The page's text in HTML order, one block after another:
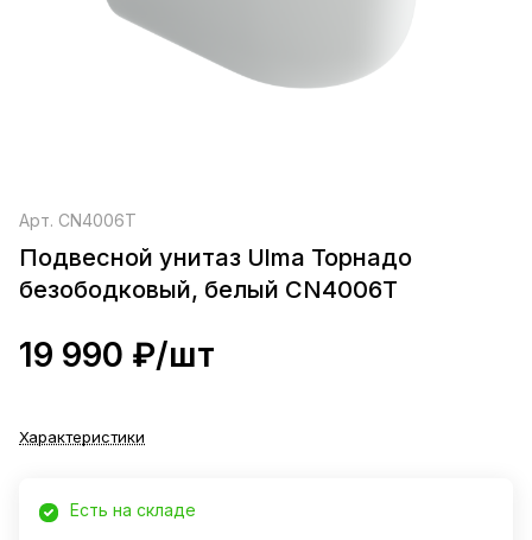
Арт. CN4006T
Подвесной унитаз Ulma Торнадо
безободковый, белый CN4006T
19 990 ₽/шт
Характеристики
Есть на складе